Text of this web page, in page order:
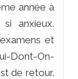
année à
anxieux.
et
Dont-On-
de retour.